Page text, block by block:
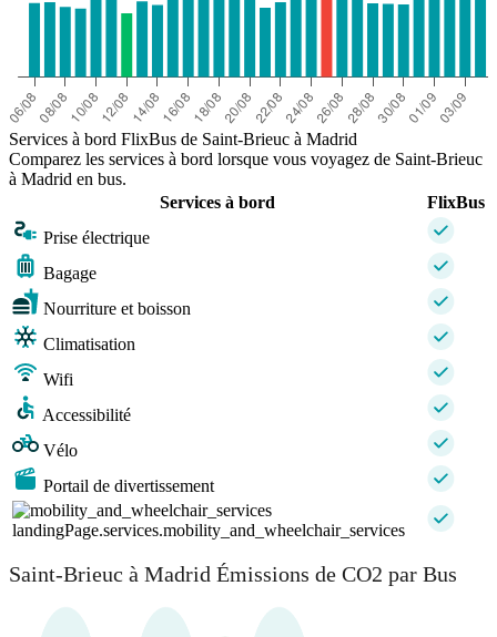
Services à bord FlixBus de Saint-Brieuc à Madrid
Comparez les services à bord lorsque vous voyagez de Saint-Brieuc
à Madrid en bus.
Services à bord
FlixBus
Prise électrique
Bagage
Nourriture et boisson
Climatisation
Wifi
Accessibilité
Vélo
Portail de divertissement
landingPage.services.mobility_and_wheelchair_services
Saint-Brieuc à Madrid Émissions de CO2 par Bus